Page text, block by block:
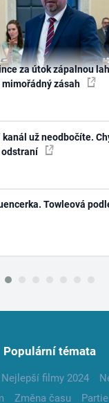
za útok zápalnou
zásah
kanál už neodbočíte.
odstraní
Towleová
Populární témata
Nejlepší filmy 2024
Změna času Partie